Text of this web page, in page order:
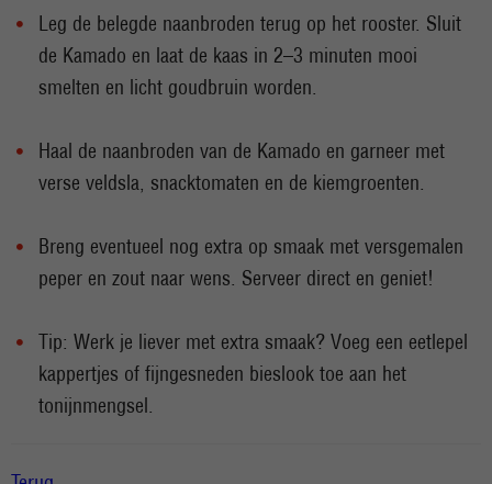
Leg de belegde naanbroden terug op het rooster. Sluit
de Kamado en laat de kaas in 2–3 minuten mooi
smelten en licht goudbruin worden.
Haal de naanbroden van de Kamado en garneer met
verse veldsla, snacktomaten en de kiemgroenten.
Breng eventueel nog extra op smaak met versgemalen
peper en zout naar wens. Serveer direct en geniet!
Tip: Werk je liever met extra smaak? Voeg een eetlepel
kappertjes of fijngesneden bieslook toe aan het
tonijnmengsel.